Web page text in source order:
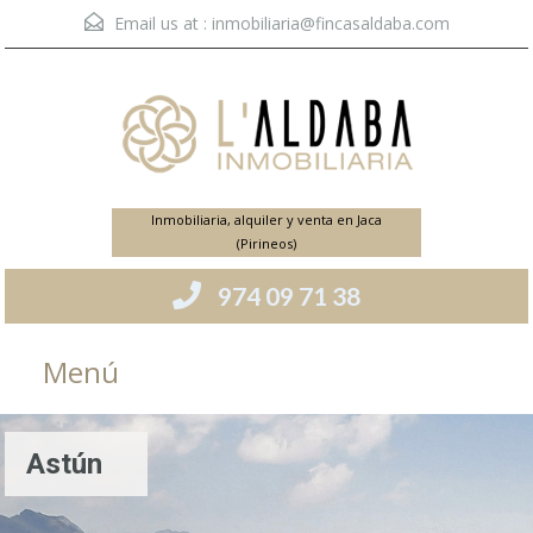
Email us at : inmobiliaria@fincasaldaba.com
Inmobiliaria, alquiler y venta en Jaca
(Pirineos)
974 09 71 38
Menú
Astún